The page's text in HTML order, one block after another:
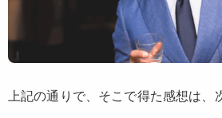
上記の通りで、そこで得た感想は、